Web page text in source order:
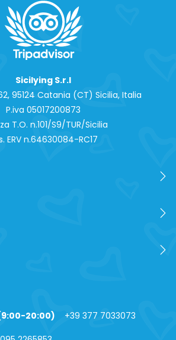
Sicilying S.r.l
95124 Catania (CT) Sicilia, Italia
P.iva 0‍5017200873
T.O. n.101/S9/TUR/Sicilia
ERV n.64630084-RC17
20:00) +39 377 7033073